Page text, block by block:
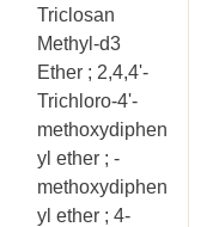
Triclosan
Methyl-d3
Ether ; 2,4,4'-
Trichloro-4'-
methoxydiphen
yl ether ; -
methoxydiphen
yl ether ; 4-